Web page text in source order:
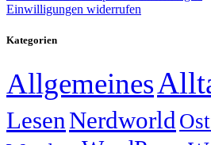
Einwilligungen widerrufen
Kategorien
Allgemeines
LesenNerdworld